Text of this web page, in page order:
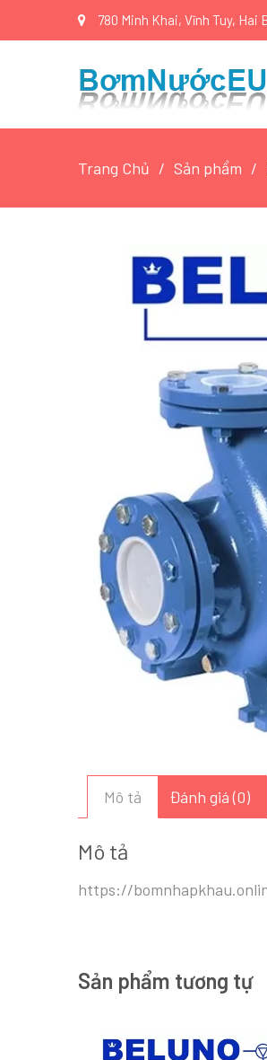
780 Minh Khai, Vĩnh Tuy, Hai
Trang Chủ Sản phẩm
Mô tả Đánh giá (0)
Mô tả
https://
Sản phẩm tương tự